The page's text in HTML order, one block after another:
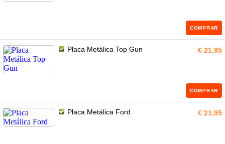
COMPRAR
Placa Metálica Top Gun € 21,95
COMPRAR
Placa Metálica Ford € 21,95